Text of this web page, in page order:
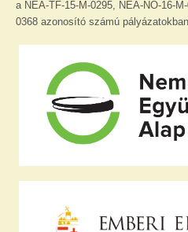
a NEA-TF-15-M-0295, NEA-NO-16-
0368 azonosító számú